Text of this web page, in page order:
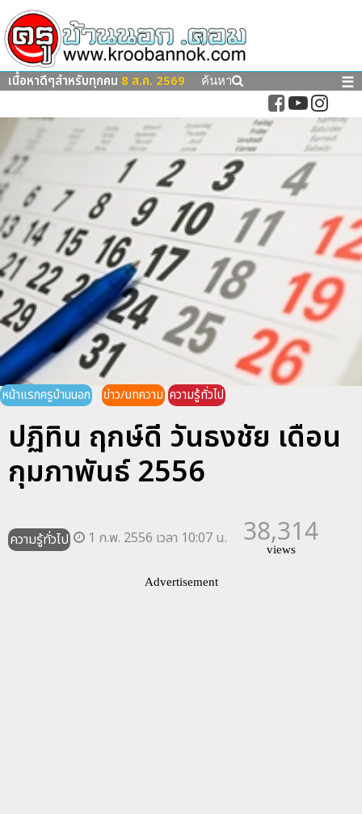
เนื้อหาดีๆสำหรับทุกคน 8 ส.ค. 2569 ค้นหา ☰
หน้าแรกครูบ้านนอก ข่าว/บทความ ความรู้ทั่วไป
ปฏิทิน ฤกษ์ดี วันธงชัย เดือน
กุมภาพันธ์ 2556
ความรู้ทั่วไป 1 ก.พ. 2556 เวลา 10:07 น. 38,314
views
Advertisement